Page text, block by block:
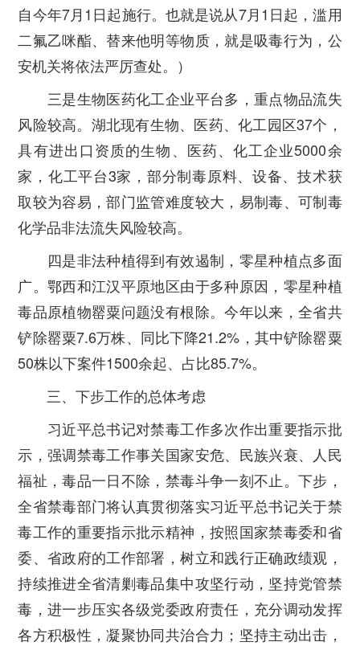
自今年7月1日起施行。也就是说从7月1日起，滥用
二氟乙咪酯、替来他明等物质，就是吸毒行为，公
安机关将依法严厉查处。）
三是生物医药化工企业平台多，重点物品流失
风险较高。 湖北现有生物、医药、化工园区37个，
具有进出口资质的生物、医药、化工企业5000余
家，化工平台3家，部分制毒原料、设备、技术获
取较为容易，部门监管难度较大，易制毒、可制毒
化学品非法流失风险较高。
四是非法种植得到有效遏制，零星种植点多面
广。鄂西和江汉平原地区由于多种原因，零星种植
毒品原植物罂粟问题没有根除。今年以来，全省共
铲除罂粟7.6万株、同比下降21.2%，其中铲除罂粟
50株以下案件1500余起、占比85.7%。
三、下步工作的总体考虑
习近平总书记对禁毒工作多次作出重要指示批
示，强调禁毒工作事关国家安危、民族兴衰、人民
福祉，毒品一日不除，禁毒斗争一刻不止。下步，
全省禁毒部门将认真贯彻落实习近平总书记关于禁
毒工作的重要指示批示精神，按照国家禁毒委和省
委、省政府的工作部署，树立和践行正确政绩观，
持续推进全省清剿毒品集中攻坚行动，坚持党管禁
毒，进一步压实各级党委政府责任，充分调动发挥
各方积极性，凝聚协同共治合力；坚持主动出击，